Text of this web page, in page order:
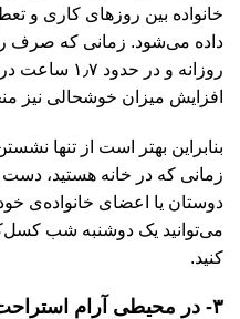
خانواده بین روزهای کاری و
داده می‌شود. زمانی که صرف
افزایش میزان خوشحالی نیز
بنابراین بهتر است از تنها
زمانی که در خانه هستید، دست
دوستان یا اعضای خانواده‌ی
می‌توانید یک دوشنبه شب
کنید.
۳- در محیطی آرام استراحت کنید.